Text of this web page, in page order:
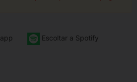
Escoltar a Spotify